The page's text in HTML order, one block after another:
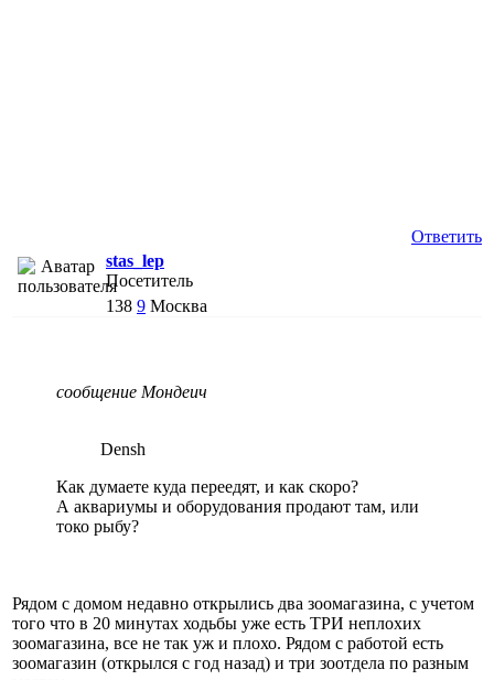
Ответить
stas_lep
Посетитель
138 9 Москва
сообщение Мондеич
Densh
Как думаете куда переедят, и как скоро?
А аквариумы и оборудования продают там, или
токо рыбу?
Рядом с домом недавно открылись два зоомагазина, с учетом
того что в 20 минутах ходьбы уже есть ТРИ неплохих
зоомагазина, все не так уж и плохо. Рядом с работой есть
зоомагазин (открылся с год назад) и три зоотдела по разным